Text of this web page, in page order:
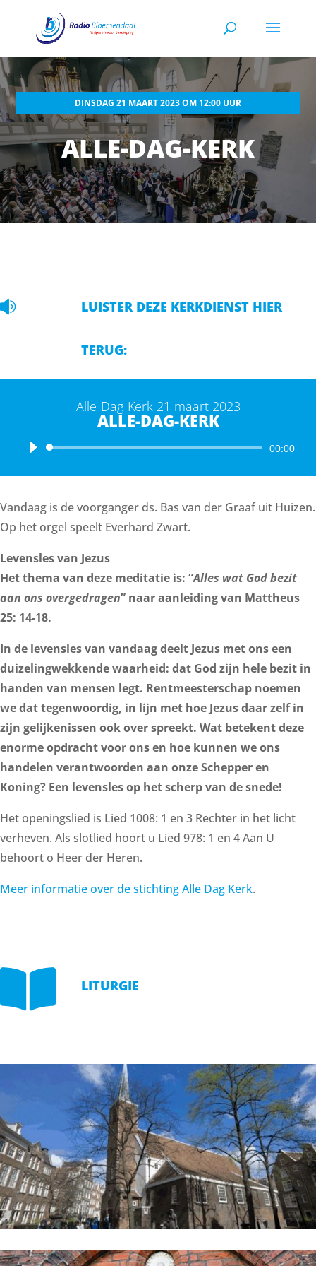
DINSDAG 21 MAART 2023 OM 12:00 UUR
ALLE-DAG-KERK
 LUISTER DEZE KERKDIENST HIER
TERUG:
Alle-Dag-Kerk 21 maart 2023
ALLE-DAG-KERK
Audiospeler 00:00
Vandaag is de voorganger ds. Bas van der Graaf uit Huizen.
Op het orgel speelt Everhard Zwart.
Levensles van Jezus
Het thema van deze meditatie is: “Alles wat God bezit
aan ons overgedragen” naar aanleiding van Mattheus
25: 14-18.
In de levensles van vandaag deelt Jezus met ons een
duizelingwekkende waarheid: dat God zijn hele bezit in
handen van mensen legt. Rentmeesterschap noemen
we dat tegenwoordig, in lijn met hoe Jezus daar zelf in
zijn gelijkenissen ook over spreekt. Wat betekent deze
enorme opdracht voor ons en hoe kunnen we ons
handelen verantwoorden aan onze Schepper en
Koning? Een levensles op het scherp van de snede!
Het openingslied is Lied 1008: 1 en 3 Rechter in het licht
verheven. Als slotlied hoort u Lied 978: 1 en 4 Aan U
behoort o Heer der Heren.
Meer informatie over de stichting Alle Dag Kerk.
 LITURGIE